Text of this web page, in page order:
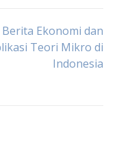
Berita Ekonomi dan
Teori Mikro di
Indonesia